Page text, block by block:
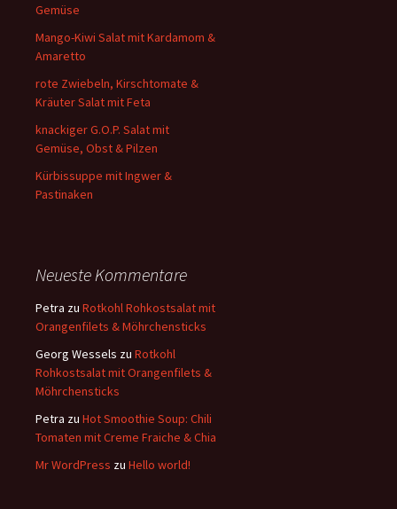
Gemüse
Mango-Kiwi Salat mit Kardamom &
Amaretto
rote Zwiebeln, Kirschtomate &
Kräuter Salat mit Feta
knackiger G.O.P. Salat mit
Gemüse, Obst & Pilzen
Kürbissuppe mit Ingwer &
Pastinaken
Neueste Kommentare
Petra zu Rotkohl Rohkostsalat mit
Orangenfilets & Möhrchensticks
Georg Wessels zu Rotkohl
Rohkostsalat mit Orangenfilets &
Möhrchensticks
Petra zu Hot Smoothie Soup: Chili
Tomaten mit Creme Fraiche & Chia
Mr WordPress zu Hello world!